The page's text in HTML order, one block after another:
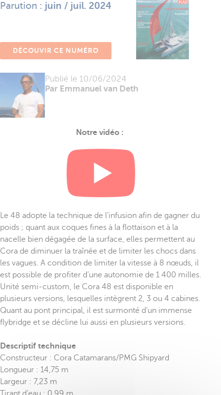
Publié le 10/06/2024
Par Emmanuel van Deth
Parution : juin / juil. 2024
DÉCOUVIR CE NUMÉRO
Notre vidéo :
Le 48 adopte la technique de l’infusion afin de gagner du
poids ; quant aux coques fines à la flottaison et à la
nacelle bien dégagée de la surface, elles permettent au
Cora de diminuer la traînée et de limiter les chocs dans
les vagues. A condition de limiter la vitesse à 8 nœuds, il
est possible de profiter d’une autonomie de 1 400 milles.
Unité semi-custom, le Cora 48 est disponible en
plusieurs versions, lesquelles intègrent 2, 3 ou 4 cabines.
Quant au pont principal, il est surmonté d’un immense
flybridge et se décline lui aussi en plusieurs versions.
Descriptif technique
Constructeur : Cora Catamarans/PMG Shipyard
Longueur : 14,75 m
Largeur : 7,23 m